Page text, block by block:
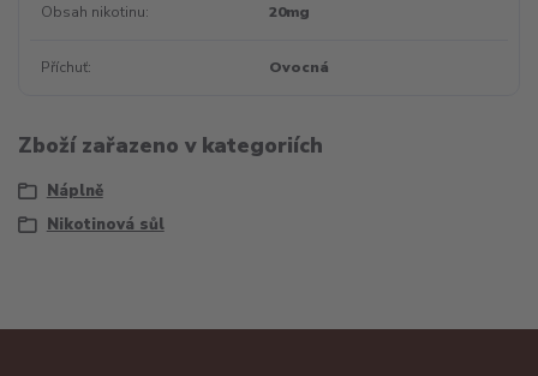
Obsah nikotinu 20mg
Příchuť Ovocná
Zboží zařazeno v kategoriích
Náplně
Nikotinová sůl